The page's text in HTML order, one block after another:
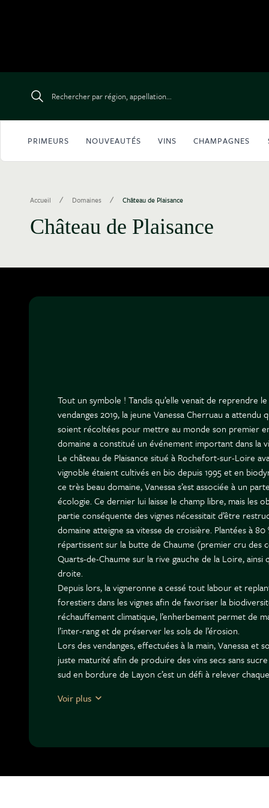
Rechercher par région, appellation...
PRIMEURS NOUVEAUTÉS VINS CHAMPAGNES
Accueil / Domaines / Château de Plaisance
Château de Plaisance
Tout un symbole ! Tandis qu’elle venait de reprendre le
vendanges 2019, la jeune Vanessa Cherruau a attendu
soient récoltées pour mettre au monde son premier
domaine a constitué un événement important dans la
Le château de Plaisance situé à Rochefort-sur-Loire
vignoble étaient cultivés en bio depuis 1995 et en
ce très beau domaine, Vanessa s’est associée à un
écologie. Ce dernier lui laisse le champ libre, mais les
partie conséquente des vignes nécessitait d’être
domaine atteigne sa vitesse de croisière. Plantées à 80
répartissent sur la butte de Chaume (premier cru des
Quarts-de-Chaume sur la rive gauche de la Loire, ainsi
droite.
Depuis lors, la vigneronne a cessé tout labour et
forestiers dans les vignes afin de favoriser la
réchauffement climatique, l’enherbement permet de
l’inter-rang et de préserver les sols de l’érosion.
Lors des vendanges, effectuées à la main, Vanessa et
juste maturité afin de produire des vins secs sans
sud en bordure de Layon c’est un défi à relever
vins secs qui reflètent leur terroir. Pour l’élevage, elle
raisonnées à la mise en bouteilles.
distinguent en vins secs :
Voir plus